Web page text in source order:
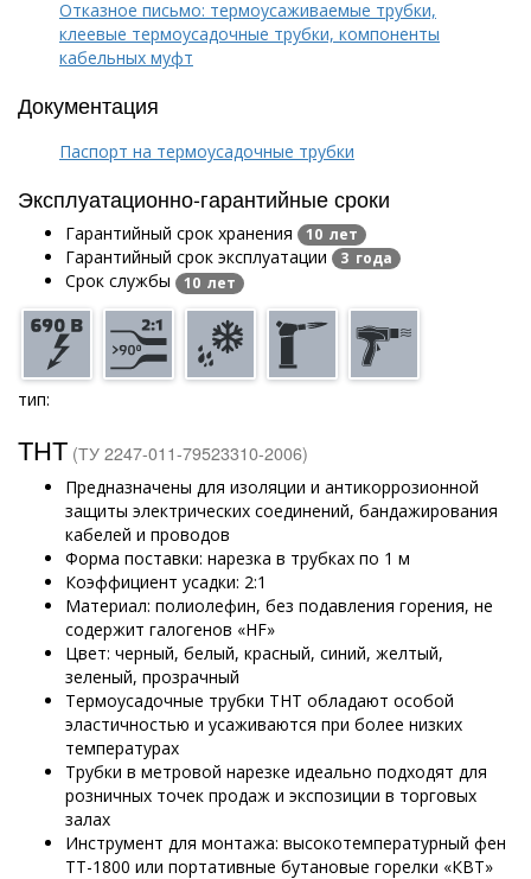
Отказное письмо: термоусаживаемые трубки,
клеевые термоусадочные трубки, компоненты
кабельных муфт
Документация
Паспорт на термоусадочные трубки
Эксплуатационно-гарантийные сроки
Гарантийный срок хранения 10 лет
Гарантийный срок эксплуатации 3 года
Срок службы 10 лет
тип:
ТНТ (ТУ 2247-011-79523310-2006)
Предназначены для изоляции и антикоррозионной
защиты электрических соединений, бандажирования
кабелей и проводов
Форма поставки: нарезка в трубках по 1 м
Коэффициент усадки: 2:1
Материал: полиолефин, без подавления горения, не
содержит галогенов «HF»
Цвет: черный, белый, красный, синий, желтый,
зеленый, прозрачный
Термоусадочные трубки ТНТ обладают особой
эластичностью и усаживаются при более низких
температурах
Трубки в метровой нарезке идеально подходят для
розничных точек продаж и экспозиции в торговых
залах
Инструмент для монтажа: высокотемпературный фен
ТТ-1800 или портативные бутановые горелки «КВТ»